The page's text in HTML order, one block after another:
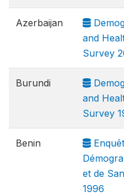
Azerbaijan
and
Survey
Burundi
and
Survey
Benin
et de
1996